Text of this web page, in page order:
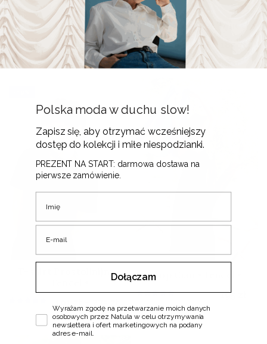
Top Porto • Tencel •
165 zł
T-shirt Catchy • Tencel •
T-shirt Prostolinijny •
Top Ciao • tencel •
195
Polska moda w duchu slow!
Zapisz się, aby otrzymać wcześniejszy
dostęp do kolekcji i miłe niespodzianki.
PREZENT NA START: darmowa dostawa na
pierwsze zamówienie.
Dołączam
ZgodaWyrażam zgodę na przetwarzanie moich danych
osobowych przez Natula w celu otrzymywania
newslettera i ofert marketingowych na podany
adres e-mail.